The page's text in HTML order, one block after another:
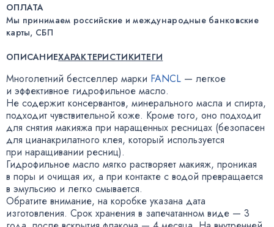
ОПЛАТА
Мы принимаем российские и международные банковские
карты, СБП
ОПИСАНИЕХАРАКТЕРИСТИКИТЕГИ
Многолетний бестселлер марки FANCL — легкое
и эффективное гидрофильное масло.
Не содержит консервантов, минерального масла и спирта,
подходит чувствительной коже. Кроме того, оно подходит
для снятия макияжа при наращенных ресницах (безопасен
для цианакрилатного клея, который используется
при наращивании ресниц).
Гидрофильное масло мягко растворяет макияж, проникая
в поры и очищая их, а при контакте с водой превращается
в эмульсию и легко смывается.
Обратите внимание, на коробке указана дата
изготовления. Срок хранения в запечатанном виде — 3